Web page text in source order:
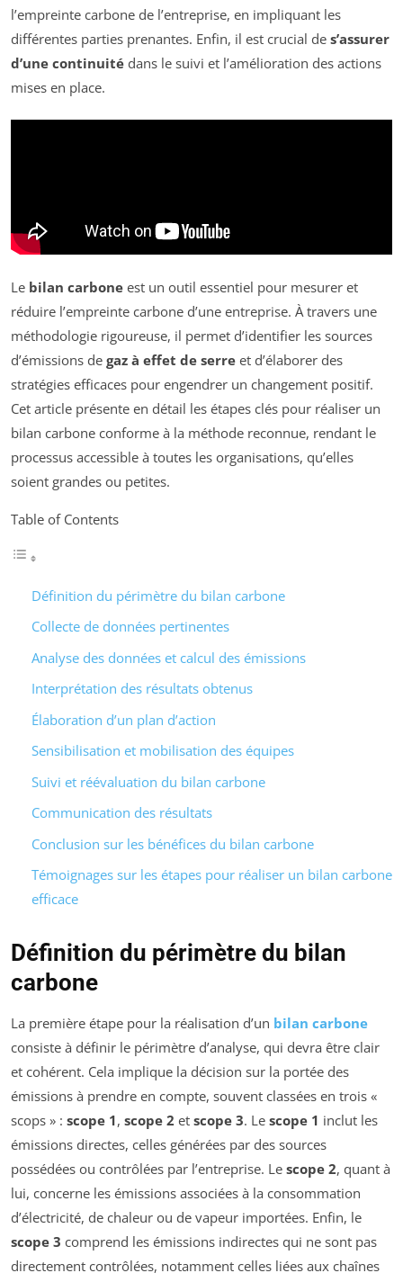
l’empreinte carbone de l’entreprise, en impliquant les
différentes parties prenantes. Enfin, il est crucial de s’assurer
d’une continuité dans le suivi et l’amélioration des actions
mises en place.
Le bilan carbone est un outil essentiel pour mesurer et
réduire l’empreinte carbone d’une entreprise. À travers une
méthodologie rigoureuse, il permet d’identifier les sources
d’émissions de gaz à effet de serre et d’élaborer des
stratégies efficaces pour engendrer un changement positif.
Cet article présente en détail les étapes clés pour réaliser un
bilan carbone conforme à la méthode reconnue, rendant le
processus accessible à toutes les organisations, qu’elles
soient grandes ou petites.
Table of Contents
Définition du périmètre du bilan carbone
Collecte de données pertinentes
Analyse des données et calcul des émissions
Interprétation des résultats obtenus
Élaboration d’un plan d’action
Sensibilisation et mobilisation des équipes
Suivi et réévaluation du bilan carbone
Communication des résultats
Conclusion sur les bénéfices du bilan carbone
Témoignages sur les étapes pour réaliser un bilan carbone
efficace
Définition du périmètre du bilan
carbone
La première étape pour la réalisation d’un bilan carbone
consiste à définir le périmètre d’analyse, qui devra être clair
et cohérent. Cela implique la décision sur la portée des
émissions à prendre en compte, souvent classées en trois «
scops » : scope 1, scope 2 et scope 3. Le scope 1 inclut les
émissions directes, celles générées par des sources
possédées ou contrôlées par l’entreprise. Le scope 2, quant à
lui, concerne les émissions associées à la consommation
d’électricité, de chaleur ou de vapeur importées. Enfin, le
scope 3 comprend les émissions indirectes qui ne sont pas
directement contrôlées, notamment celles liées aux chaînes